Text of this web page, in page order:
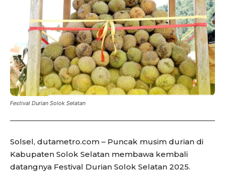
Festival Durian Solok Selatan
Solsel, dutametro.com – Puncak musim durian di
Kabupaten Solok Selatan membawa kembali
datangnya Festival Durian Solok Selatan 2025.